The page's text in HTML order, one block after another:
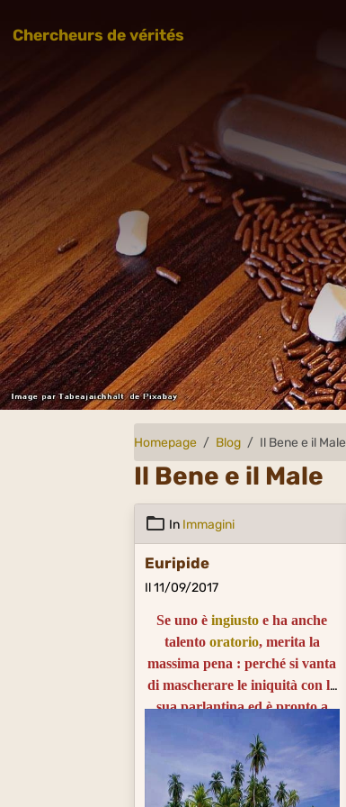
Chercheurs de vérités
Homepage Blog Il Bene e il Male
Il Bene e il Male
In Immagini
Euripide
Il 11/09/2017
Se uno èingiusto e ha anche
talento oratorio, merita la
massima pena : perché si vanta
di mascherare le iniquità con la
sua parlantina ed è pronto a
qualunque
L'homme injuste, quand il est
habile à parler, mérite le
châtiment le plus sévère : parce